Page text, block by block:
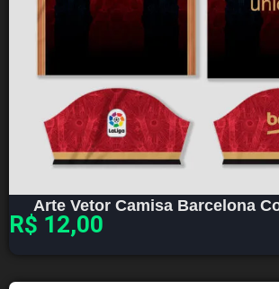
Arte Vetor Camisa Barcelona
R$ 12,00